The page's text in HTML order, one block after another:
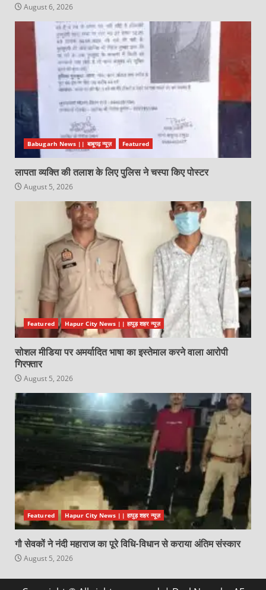
August 6, 2026
Babugarh News || बाबूगढ़ न्यूज़ Featured
लापता व्यक्ति की तलाश के लिए पुलिस ने चस्पा किए पोस्टर
August 5, 2026
Featured Hapur City News || हापुड़ शहर न्यूज़
सोशल मीडिया पर अमर्यादित भाषा का इस्तेमाल करने वाला आरोपी
गिरफ्तार
August 5, 2026
Featured Hapur City News || हापुड़ शहर न्यूज़
गौ सेवकों ने नंदी महाराज का पूरे विधि-विधान से कराया अंतिम संस्कार
August 5, 2026